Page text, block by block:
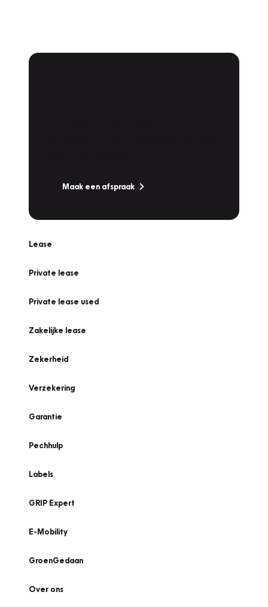
Maak een afspraak
Lease
Private lease
Private lease used
Zakelijke lease
Zekerheid
Verzekering
Garantie
Pechhulp
Labels
GRIP Expert
E-Mobility
GroenGedaan
Over ons